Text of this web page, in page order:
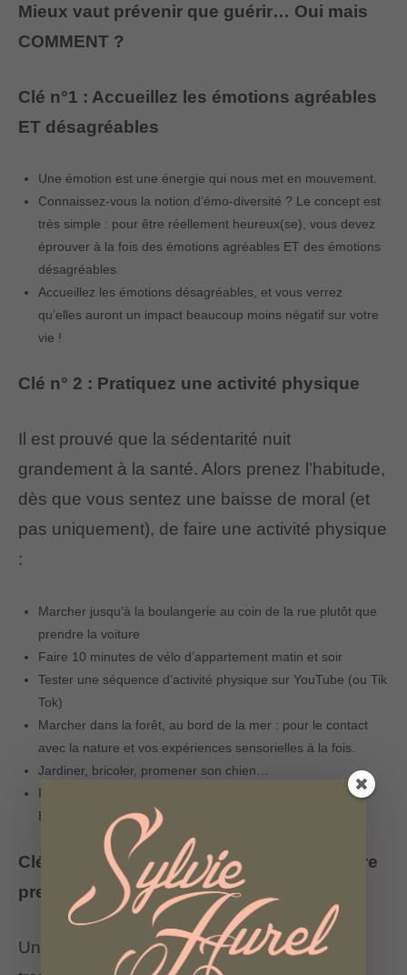
Mieux vaut prévenir que guérir… Oui mais
COMMENT ?
Clé n°1 : Accueillez les émotions agréables
ET désagréables
Une émotion est une énergie qui nous met en mouvement.
Connaissez-vous la notion d’émo-diversité ? Le concept est
très simple : pour être réellement heureux(se), vous devez
éprouver à la fois des émotions agréables ET des émotions
désagréables.
Accueillez les émotions désagréables, et vous verrez
qu’elles auront un impact beaucoup moins négatif sur votre
vie !
Clé n° 2 : Pratiquez une activité physique
Il est prouvé que la sédentarité nuit
grandement à la santé. Alors prenez l’habitude,
dès que vous sentez une baisse de moral (et
pas uniquement), de faire une activité physique
:
Marcher jusqu’à la boulangerie au coin de la rue plutôt que
prendre la voiture
Faire 10 minutes de vélo d’appartement matin et soir
Tester une séquence d’activité physique sur YouTube (ou Tik
Tok)
Marcher dans la forêt, au bord de la mer : pour le contact
avec la nature et vos expériences sensorielles à la fois.
Jardiner, bricoler, promener son chien…
Pratiquer des activités de relaxation : méditation (Petit
Bambou), yoga, Gi Gong…
Clé n° 3 : Voyez l’alimentation comme votre
premier médicament
Une alimentation trop riche en produits